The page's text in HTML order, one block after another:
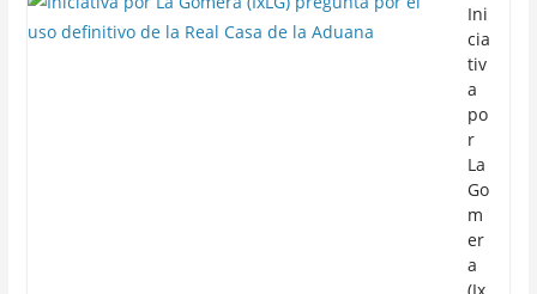
Ini
cia
tiv
a
po
r
La
Go
m
er
a